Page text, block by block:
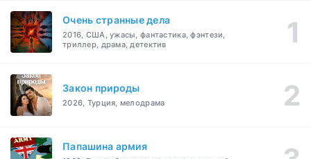
Очень странные дела
2016, США, ужасы, фантастика, фэнтези,
триллер, драма, детектив
Закон природы
2026, Турция, мелодрама
Папашина армия